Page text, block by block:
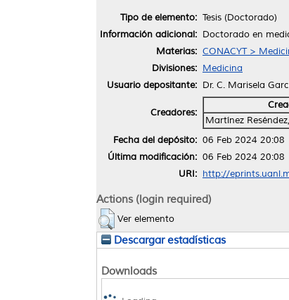
Tipo de elemento: Tesis (Doctorado)
Información adicional: Doctorado en
Materias: CONACYT >
Divisiones: Medicina
Usuario depositante: Dr. C. Marisela
Creadores:
Martínez
Fecha del depósito: 06 Feb 2024 20:08
Última modificación: 06 Feb 2024 20:08
URI: http://
Actions (login required)
Ver elemento
Descargar estadísticas
Downloads